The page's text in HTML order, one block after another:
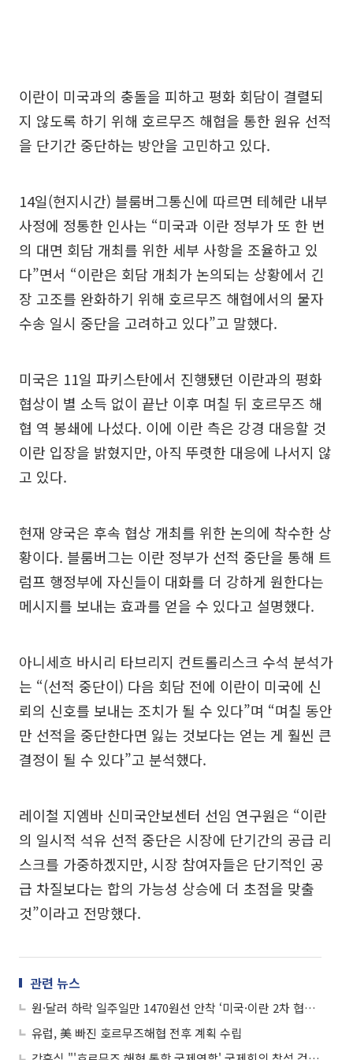
이란이 미국과의 충돌을 피하고 평화 회담이 결렬되
지 않도록 하기 위해 호르무즈 해협을 통한 원유 선적
을 단기간 중단하는 방안을 고민하고 있다.
14일(현지시간) 블룸버그통신에 따르면 테헤란 내부
사정에 정통한 인사는 “미국과 이란 정부가 또 한 번
의 대면 회담 개최를 위한 세부 사항을 조율하고 있
다”면서 “이란은 회담 개최가 논의되는 상황에서 긴
장 고조를 완화하기 위해 호르무즈 해협에서의 물자
수송 일시 중단을 고려하고 있다”고 말했다.
미국은 11일 파키스탄에서 진행됐던 이란과의 평화
협상이 별 소득 없이 끝난 이후 며칠 뒤 호르무즈 해
협 역 봉쇄에 나섰다. 이에 이란 측은 강경 대응할 것
이란 입장을 밝혔지만, 아직 뚜렷한 대응에 나서지 않
고 있다.
현재 양국은 후속 협상 개최를 위한 논의에 착수한 상
황이다. 블룸버그는 이란 정부가 선적 중단을 통해 트
럼프 행정부에 자신들이 대화를 더 강하게 원한다는
메시지를 보내는 효과를 얻을 수 있다고 설명했다.
아니세흐 바시리 타브리지 컨트롤리스크 수석 분석가
는 “(선적 중단이) 다음 회담 전에 이란이 미국에 신
뢰의 신호를 보내는 조치가 될 수 있다”며 “며칠 동안
만 선적을 중단한다면 잃는 것보다는 얻는 게 훨씬 큰
결정이 될 수 있다”고 분석했다.
레이철 지엠바 신미국안보센터 선임 연구원은 “이란
의 일시적 석유 선적 중단은 시장에 단기간의 공급 리
스크를 가중하겠지만, 시장 참여자들은 단기적인 공
급 차질보다는 합의 가능성 상승에 더 초점을 맞출
것”이라고 전망했다.
관련 뉴스
원·달러 하락 일주일만 1470원선 안착 ‘미국·이란 2차 협상 기대’
유럽, 美 빠진 호르무즈해협 전후 계획 수립